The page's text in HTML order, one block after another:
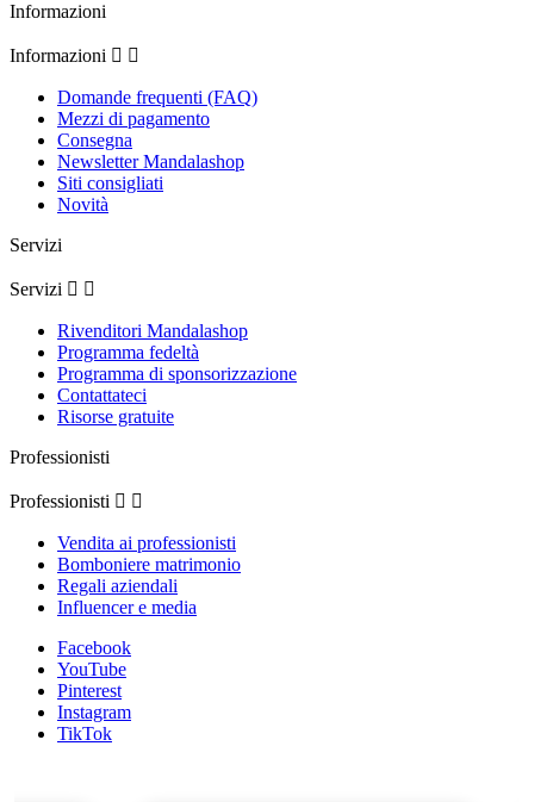
Informazioni
Informazioni  
Domande frequenti (FAQ)
Mezzi di pagamento
Consegna
Newsletter Mandalashop
Siti consigliati
Novità
Servizi
Servizi  
Rivenditori Mandalashop
Programma fedeltà
Programma di sponsorizzazione
Contattateci
Risorse gratuite
Professionisti
Professionisti  
Vendita ai professionisti
Bomboniere matrimonio
Regali aziendali
Influencer e media
Facebook
YouTube
Pinterest
Instagram
TikTok